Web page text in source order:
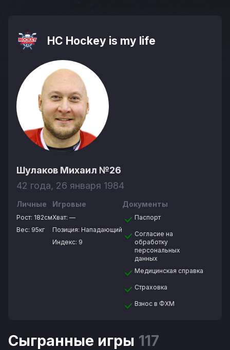
НС Hockey is my life
Шулаков Михаил №26
42 года, 26 января 1984
Личные
Рост: 182см
Вес: 95кг
Игровые
Хват: —
Позиция: Нападающий
Индекс: 9
Документы
Паспорт
Согласие на
обработку
персональных
данных
Медицинская справка
Страховка
Взнос в ФХМ
Сыгранные игры 117